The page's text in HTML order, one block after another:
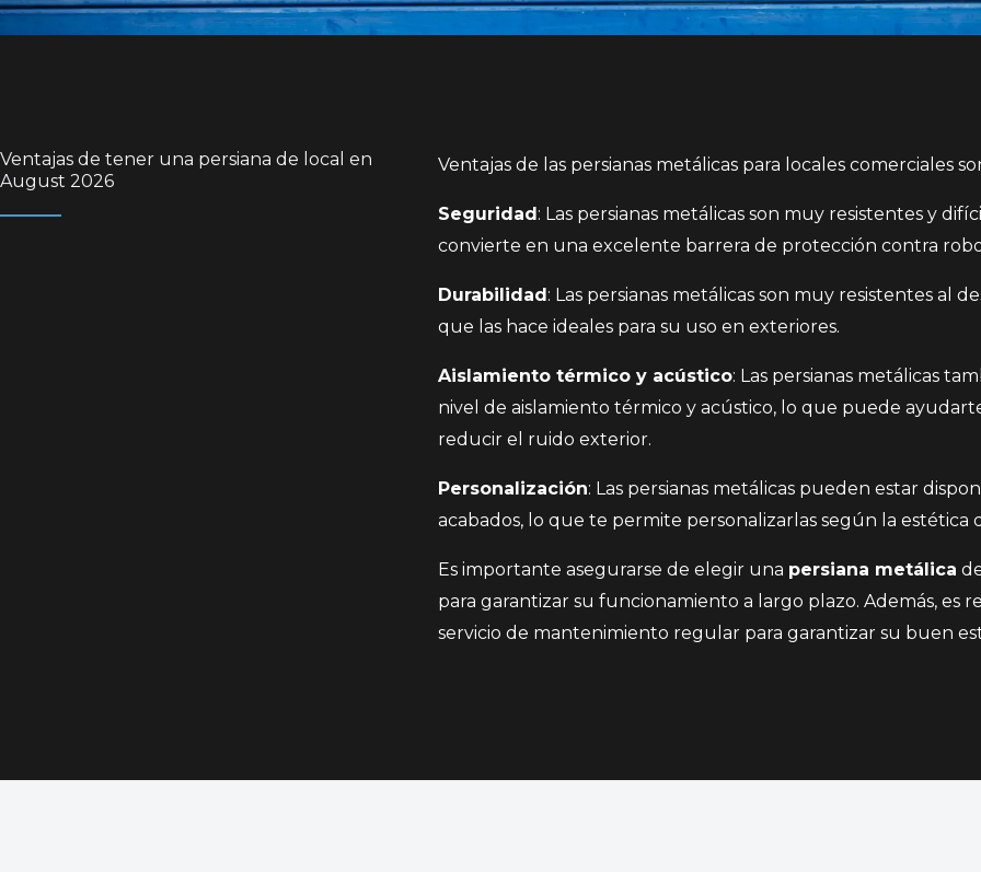
Ventajas de tener una persiana de local en
August 2026
Ventajas de las persianas metálicas para locales comerciales
Seguridad: Las persianas metálicas son muy resistentes y
convierte en una excelente barrera de protección contra
Durabilidad: Las persianas metálicas son muy resistentes al
que las hace ideales para su uso en exteriores.
Aislamiento térmico y acústico: Las persianas metálicas
nivel de aislamiento térmico y acústico, lo que puede
reducir el ruido exterior.
Personalización: Las persianas metálicas pueden estar
acabados, lo que te permite personalizarlas según la estética
Es importante asegurarse de elegir una persiana metálica
para garantizar su funcionamiento a largo plazo. Además, es
servicio de mantenimiento regular para garantizar su buen